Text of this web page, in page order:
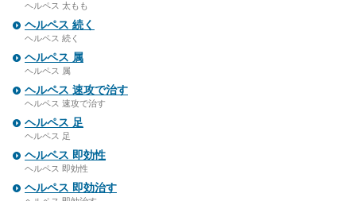
ヘルペス 太もも
ヘルペス 続く
ヘルペス 続く
ヘルペス 属
ヘルペス 属
ヘルペス 速攻で治す
ヘルペス 速攻で治す
ヘルペス 足
ヘルペス 足
ヘルペス 即効性
ヘルペス 即効性
ヘルペス 即効治す